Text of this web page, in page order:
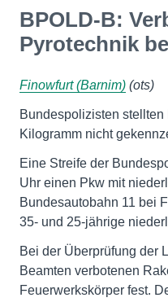
BPOLD-B:
Pyrotechnik
Finowfurt (Barnim) (ots)
Bundespolizisten
Kilogramm nicht
Eine Streife der
Uhr einen Pkw mit
Bundesautobahn 11 bei
35- und 25-jährige
Bei der Überprüfung der
Beamten verbotenen
Feuerwerkskörper fest.